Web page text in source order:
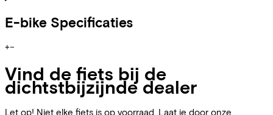
E-bike Specificaties
+−
Vind de fiets bij de
dichtstbijzijnde dealer
Let op! Niet elke fiets is op voorraad. Laat je door onze